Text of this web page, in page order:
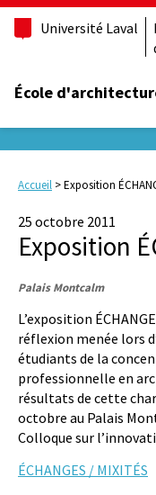
Université Laval
École
Accueil >Exposition
25 octobre 2011
Exposition
Palais Montcalm
L’exposition
réflexion menée lors
étudiants de la
professionnelle en
résultats de cette
octobre au Palais
Colloque sur
ÉCHANGES / MIXITÉS